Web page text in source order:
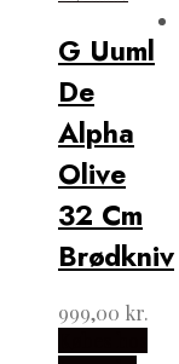
G Uuml
De
Alpha
Olive
32 Cm
Brødkniv
999,00 kr.